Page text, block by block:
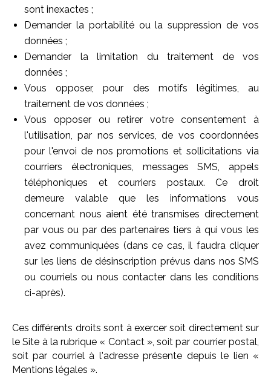
sont inexactes ;
Demander la portabilité ou la suppression de vos
données ;
Demander la limitation du traitement de vos
données ;
Vous opposer, pour des motifs légitimes, au
traitement de vos données ;
Vous opposer ou retirer votre consentement à
l'utilisation, par nos services, de vos coordonnées
pour l'envoi de nos promotions et sollicitations via
courriers électroniques, messages SMS, appels
téléphoniques et courriers postaux. Ce droit
demeure valable que les informations vous
concernant nous aient été transmises directement
par vous ou par des partenaires tiers à qui vous les
avez communiquées (dans ce cas, il faudra cliquer
sur les liens de désinscription prévus dans nos SMS
ou courriels ou nous contacter dans les conditions
ci-après).
Ces différents droits sont à exercer soit directement sur
le Site à la rubrique « Contact », soit par courrier postal,
soit par courriel à l'adresse présente depuis le lien «
Mentions légales ».